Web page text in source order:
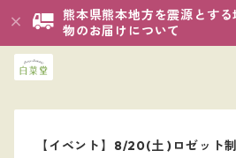
熊本県熊本地方を震源とす
物のお届けについて
【イベント】8/20(土 )ロゼット